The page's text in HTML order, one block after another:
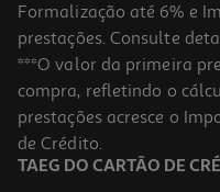
Formalização até 6% e
prestações. Consulte
***O valor da primeira
compra, refletindo o
prestações acresce o
de Crédito.
TAEG DO CARTÃO DE